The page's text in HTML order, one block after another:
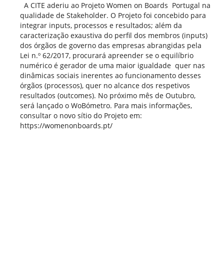
A CITE aderiu ao Projeto Women on Boards  Portugal na
qualidade de Stakeholder. O Projeto foi concebido para
integrar inputs, processos e resultados; além da
caracterização exaustiva do perfil dos membros (inputs)
dos órgãos de governo das empresas abrangidas pela
Lei n.º 62/2017, procurará apreender se o equilíbrio
numérico é gerador de uma maior igualdade  quer nas
dinâmicas sociais inerentes ao funcionamento desses
órgãos (processos), quer no alcance dos respetivos
resultados (outcomes). No próximo mês de Outubro,
será lançado o WoBómetro. Para mais informações,
consultar o novo sítio do Projeto em:
https://womenonboards.pt/